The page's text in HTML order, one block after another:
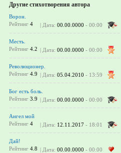
Другие стихотворения автора
Ворон.
Рейтинг 4 | Дата: 00.00.0000 - 00:00
Месть.
Рейтинг 4.2 | Дата: 00.00.0000 - 00:00
Революционер.
Рейтинг 4.9 | Дата: 05.04.2010 - 13:59
Бог есть боль.
Рейтинг 3.9 | Дата: 00.00.0000 - 00:00
Ангел мой
Рейтинг 4 | Дата: 12.11.2017 - 18:01
Дай!
Рейтинг 4.8 | Дата: 00.00.0000 - 00:00